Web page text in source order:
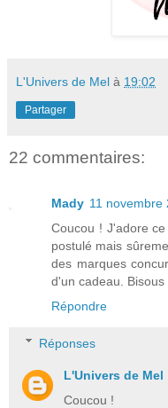
L'Univers de Mel à 19:02
Partager
22 commentaires:
Mady 11 novembre
Coucou ! J'adore
postulé mais
des marques
d'un cadeau. Bisous
Répondre
Réponses
L'Univers de Mel
Coucou !